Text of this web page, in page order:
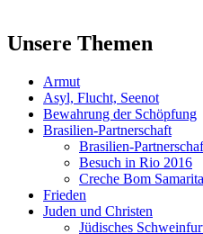
Unsere Themen
Armut
Asyl, Flucht, Seenot
Bewahrung der Schöpfung
Brasilien-Partnerschaft
Brasilien-
Besuch in Rio 2016
Creche Bom
Frieden
Juden und Christen
Jüdisches